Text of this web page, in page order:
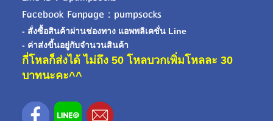
Facebook Fanpage : pumpsocks
- สั่งซื้อสินค้าผ่านช่องทาง แอพพลิเคชั่น Line
- ค่าส่งขี้นอยู่กับจำนวนสินค้า
กี่โหลก็ส่งได้ ไม่ถึง 50 โหลบวกเพิ่มโหลละ 30
บาทนะคะ^^